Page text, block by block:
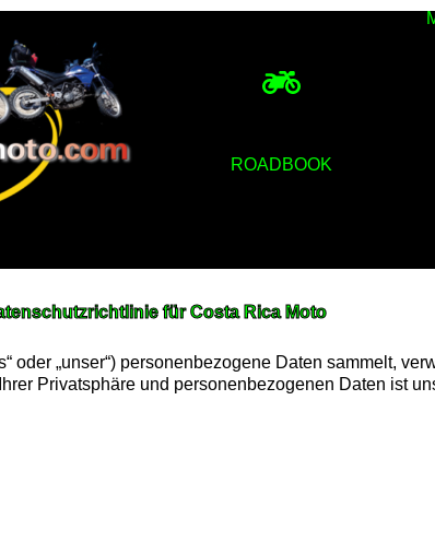
ROADBOOK
für Costa Rica Moto
oder „unser“) personenbezogene Daten sammelt,
Privatsphäre und personenbezogenen Daten ist